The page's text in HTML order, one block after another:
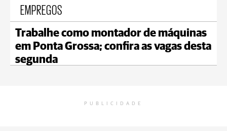
EMPREGOS
Trabalhe como montador de máquinas
em Ponta Grossa; confira as vagas desta
segunda
PUBLICIDADE